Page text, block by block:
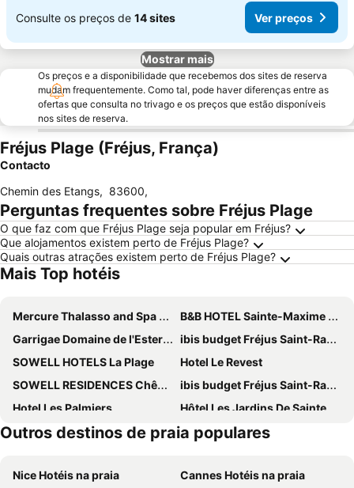
Consulte os preços de 14 sites Ver preços
Mostrar mais
Os preços e a disponibilidade que recebemos dos sites de reserva
mudam frequentemente. Como tal, pode haver diferenças entre as
ofertas que consulta no trivago e os preços que estão disponíveis
nos sites de reserva.
Fréjus Plage (Fréjus, França)
Contacto
Chemin des Etangs, 83600,
Perguntas frequentes sobre Fréjus Plage
O que faz com que Fréjus Plage seja popular em Fréjus?
Que alojamentos existem perto de Fréjus Plage?
Quais outras atrações existem perto de Fréjus Plage?
Mais Top hotéis
Mercure Thalasso and Spa Port Frejus
B&B HOTEL Sainte-Maxime Golfe de Saint-Tropez
Garrigae Domaine de l'Esterel - hôtel & spa
ibis budget Fréjus Saint-Raphaël Capitou A8
SOWELL HOTELS La Plage
Hotel Le Revest
SOWELL RESIDENCES Chênes Verts
ibis budget Fréjus Saint-Raphaël Centre et Plage
Hotel Les Palmiers
Hôtel Les Jardins De Sainte-Maxime
Best Western Plus Hotel La Marina
Van der Valk Hotel Saint-Aygulf
Golf Hôtel de Valescure & Spa NUXE
Hôtel Le Chardon Bleu
Outros destinos de praia populares
Nice Hotéis na praia
Cannes Hotéis na praia